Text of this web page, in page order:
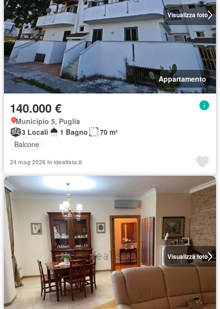
Visualizza foto
Appartamento
140.000 €
Municipio 5, Puglia
3 Locali
1 Bagno
70 m²
Balcone
24 mag 2026 in idealista.it
Visualizza foto